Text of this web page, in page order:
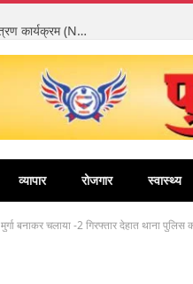
शानदार प्रदर्शन की बदौलत एमसीबी जिला प्रदेश में प्रथम, एड्स नियंत्रण कार्यक्रम (NACP) राष्ट्रीय लक्ष्य को किया प्राप्त, एमसीबी जिले की स्वास्थ्य सेवाएं हुई है बेहतर
व्यापार रोजगार स्वास्थ्य
बनाकर चलाया -2 गिरफ्तार देहात थाना पुलिस